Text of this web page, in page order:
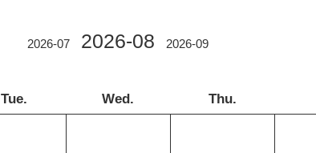
2026-07 2026-08 2026-09
Tue. Wed. Thu.